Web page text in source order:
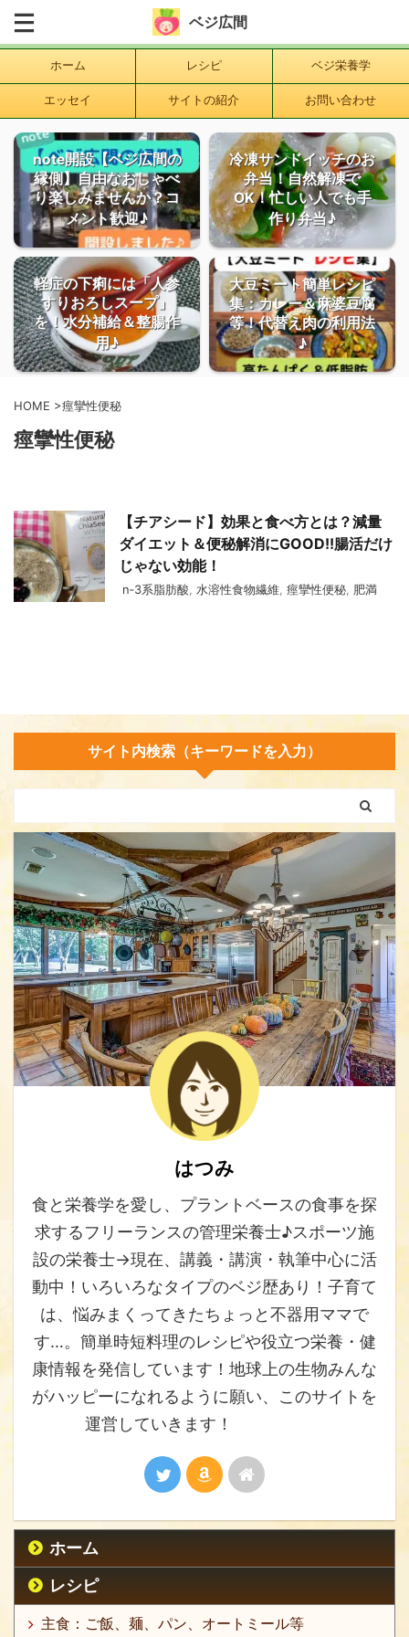
ベジ広間
ホーム レシピ ベジ栄養学
エッセイ サイトの紹介 お問い合わせ
note開設【ベジ広間の
縁側】自由なおしゃべ
り楽しみませんか？コ
メント歓迎♪
冷凍サンドイッチのお
弁当！自然解凍で
OK！忙しい人でも手
作り弁当♪
軽症の下痢には「人参
すりおろしスープ」
を！水分補給＆整腸作
用♪
大豆ミート簡単レシピ
集：カレー＆麻婆豆腐
等！代替え肉の利用法
♪
HOME >痙攣性便秘
痙攣性便秘
【チアシード】効果と食べ方とは？減量
ダイエット＆便秘解消にGOOD!!腸活だけ
じゃない効能！
n‐3系脂肪酸 水溶性食物繊維 痙攣性便秘 肥満
サイト内検索（キーワードを入力）
はつみ
食と栄養学を愛し、プラントベースの食事を探
求するフリーランスの管理栄養士♪スポーツ施
設の栄養士→現在、講義・講演・執筆中心に活
動中！いろいろなタイプのベジ歴あり！子育て
は、悩みまくってきたちょっと不器用ママで
す…。簡単時短料理のレシピや役立つ栄養・健
康情報を発信しています！地球上の生物みんな
がハッピーになれるように願い、このサイトを
運営していきます！
ホーム
レシピ
主食：ご飯、麺、パン、オートミール等